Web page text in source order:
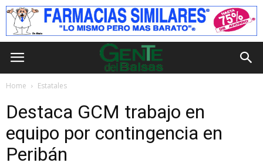
Home Estatales
Destaca GCM trabajo en
equipo por contingencia en
Peribán